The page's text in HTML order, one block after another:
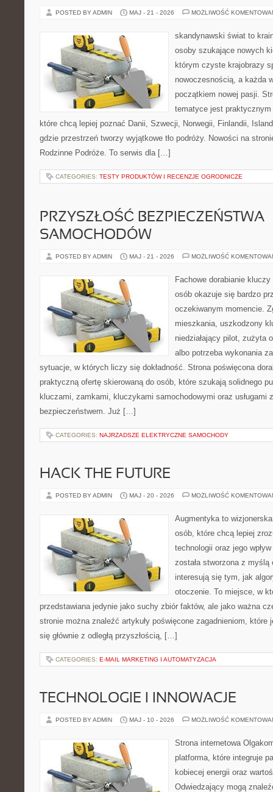
POSTED BY ADMIN MAJ - 21 - 2026 MOŻLIWOŚĆ
skandynawski świat to
osoby szukające nowych
którym czyste krajobrazy
nowoczesnością, a każda
początkiem nowej pasji.
tematyce jest
które chcą lepiej poznać Danii, Szwecji, Norwegii, Finlandii,
gdzie przestrzeń tworzy wyjątkowe tło podróży. Nowości na
Rodzinne Podróże. To serwis dla […]
CATEGORIES: TESTY PRODUKTÓW I RECENZJE OGRODNICZE
PRZYSZŁOŚĆ BEZPIECZEŃSTWA
SAMOCHODÓW
POSTED BY ADMIN MAJ - 21 - 2026 MOŻLIWOŚĆ
Fachowe dorabianie
osób okazuje się bardzo
oczekiwanym momencie.
mieszkania, uszkodzony
niedziałający pilot, zużyta
albo potrzeba wykonania
sytuacje, w których liczy się dokładność. Strona poświęcona
praktyczną ofertę skierowaną do osób, które szukają solidnego
kluczami, zamkami, kluczykami samochodowymi oraz usługami
bezpieczeństwem. Już […]
CATEGORIES: NAJRZADSZE ELEKTRYCZNE SAMOCHODY
HACK THE FUTURE
POSTED BY ADMIN MAJ - 20 - 2026 MOŻLIWOŚĆ
Augmentyka to
osób, które chcą lepiej
technologii oraz jego
została stworzona z
interesują się tym, jak
otoczenie. To miejsce, w
przedstawiana jedynie jako suchy zbiór faktów, ale jako ważna
stronie można znaleźć artykuły poświęcone zagadnieniom, które
się głównie z odległą przyszłością, […]
CATEGORIES: E-MAIL MARKETING I AUTOMATYZACJA
TECHNOLOGIE I INNOWACJE
POSTED BY ADMIN MAJ - 10 - 2026 MOŻLIWOŚĆ
Strona internetowa
platforma, które integruje
kobiecej energii oraz
Odwiedzający mogą